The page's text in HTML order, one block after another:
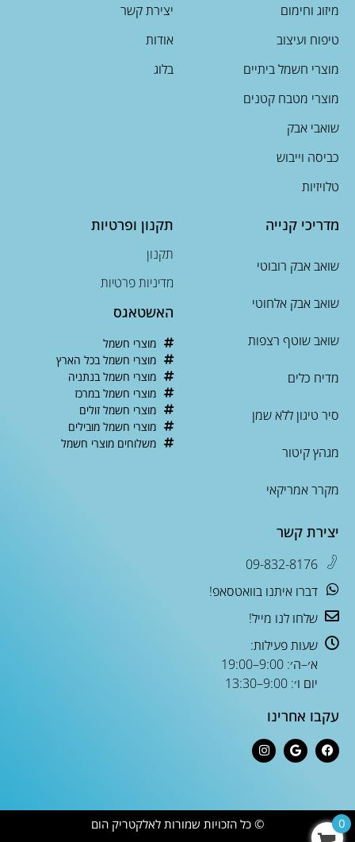
מיזוג וחימום
טיפוח ועיצוב
מוצרי חשמל ביתיים
מוצרי מטבח קטנים
שואבי אבק
כביסה וייבוש
טלויזיות
יצירת קשר
אודות
בלוג
מדריכי קנייה
שואב אבק רובוטי
שואב אבק אלחוטי
שואב שוטף רצפות
מדיח כלים
סיר טיגון ללא שמן
מגהץ קיטור
מקרר אמריקאי
תקנון ופרטיות
תקנון
מדיניות פרטיות
האשטאגס
מוצרי חשמל
מוצרי חשמל בכל הארץ
מוצרי חשמל בנתניה
מוצרי חשמל במרכז
מוצרי חשמל זולים
מוצרי חשמל מובילים
משלוחים מוצרי חשמל
יצירת קשר
09-832-8176
דברו איתנו בוואטסאפ!
שלחו לנו מייל!
שעות פעילות:
א׳–ה׳: 9:00–19:00
יום ו׳: 9:00–13:30
עקבו אחרינו
© כל הזכויות שמורות לאלקטריק הום 0